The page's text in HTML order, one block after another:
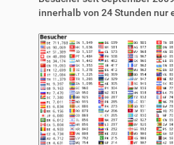
innerhalb von 24 Stunden